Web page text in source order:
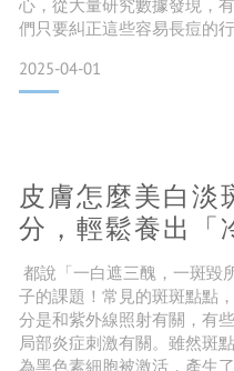
心，從大量研究數據發現，
們只要糾正這些容易長痘的
免吧！ 導致長痘難以改變的
青春期的年紀體內激素波動
2025-04-01
皮膚怎麼美白淡
分，輕鬆養出「
都說「一白遮三醜，一斑毀
子的課題！常見的斑斑點點
分是和紫外線照射有關，有
局部炎症刺激有關。雖然斑
為黑色素細胞被激活，產生